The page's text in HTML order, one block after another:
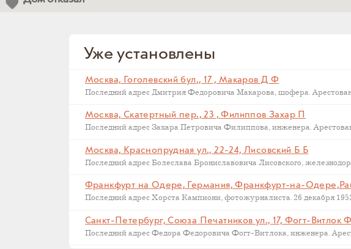
Уже установлены
Москва, Гоголевский бул., 17 , Макаров Д Ф
Москва, Скатертный пер., 23 , Филиппов Захар П
Москва, Краснопрудная ул., 22-24, Лисовский Б Б
Последний адрес Болеслава Брониславовича Лисовского,
Санкт-Петербург, Союза Печатников ул., 17, Фогт-Витлок